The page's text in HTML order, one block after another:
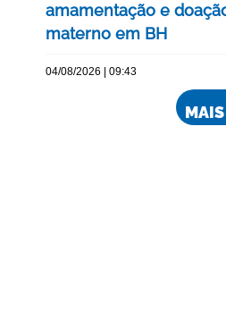
amamentação e
materno em BH
04/08/2026 | 09:43